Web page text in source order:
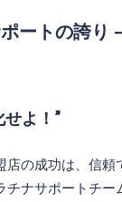
ートの誇り
せよ！”
店の成功は、信頼
チナサポートチー